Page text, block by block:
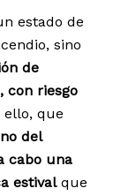
estado de
sino
de
con riesgo
ello, que
del
cabo una
estivalque